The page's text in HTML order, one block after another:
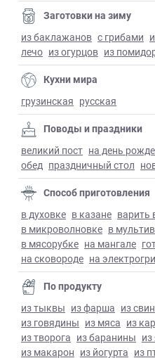
Заготовки на зиму
из баклажанов с грибами
лечо из огурцов из
Кухни мира
грузинская русская
Поводы и праздники
великий пост на день
обед праздничный стол
Способ приготовления
в духовке в казане варить
в микроволновке в
в мясорубке на мангале
на сковороде на
По продукту
из тыквы из фарша из
из говядины из мяса из
из творога из баранины
из макарон из йогурта из